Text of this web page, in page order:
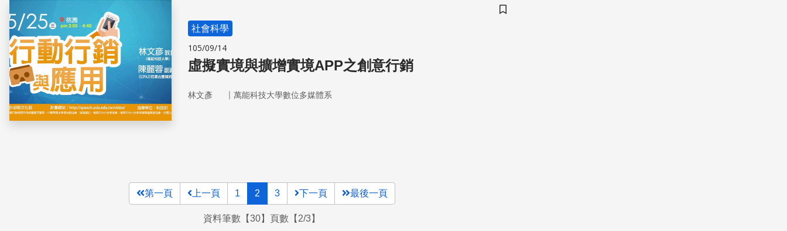
儲存書籤
社會科學
105/09/14
虛擬實境與擴增實境APP之創意行銷
林文彥 ｜ 萬能科技大學數位多媒體系
第一頁 上一頁 1 2 3 下一頁 最後一頁
資料筆數【30】頁數【2/3】